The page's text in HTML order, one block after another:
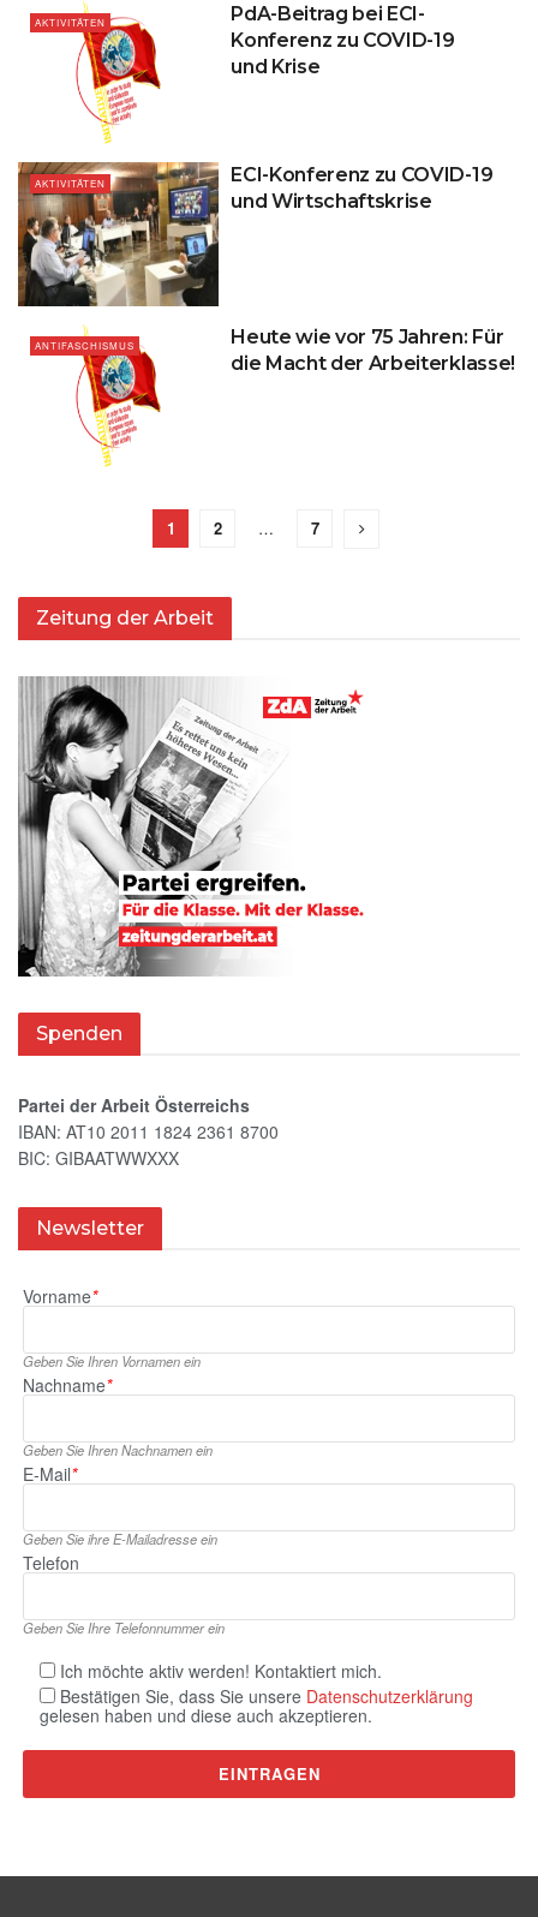
AKTIVITÄTEN
PdA-Beitrag bei ECI-
Konferenz zu COVID-19
und Krise
AKTIVITÄTEN
ECI-Konferenz zu COVID-19
und Wirtschaftskrise
ANTIFASCHISMUS
Heute wie vor 75 Jahren: Für
die Macht der Arbeiterklasse!
1 2 … 7
Zeitung der Arbeit
Spenden
Partei der Arbeit Österreichs
IBAN: AT10 2011 1824 2361 8700
BIC: GIBAATWWXXX
Newsletter
Vorname*
Geben Sie Ihren Vornamen ein
Nachname*
Geben Sie Ihren Nachnamen ein
E‑Mail*
Geben Sie ihre E‑Mailadresse ein
Telefon
Geben Sie Ihre Telefonnummer ein
Ich möchte aktiv werden! Kontaktiert mich.
Bestätigen Sie, dass Sie unsere Datenschutzerklärung
gelesen haben und diese auch akzeptieren.